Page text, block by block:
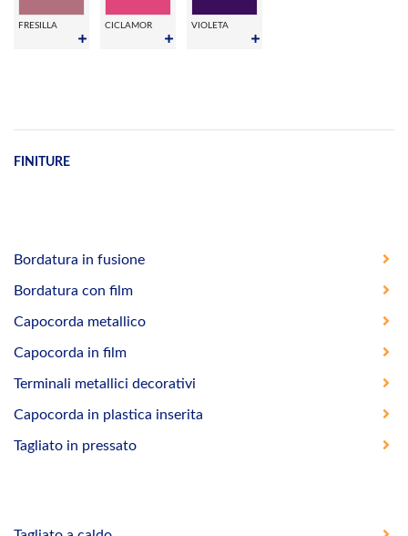
FRESILLA CICLAMOR VIOLETA
FINITURE
Bordatura in fusione
Bordatura con film
Capocorda metallico
Capocorda in film
Terminali metallici decorativi
Capocorda in plastica inserita
Tagliato in pressato